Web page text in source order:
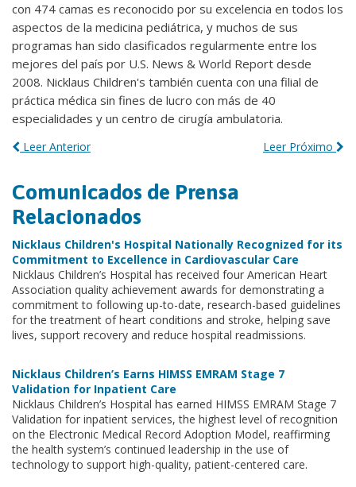
con 474 camas es reconocido por su excelencia en todos los
aspectos de la medicina pediátrica, y muchos de sus
programas han sido clasificados regularmente entre los
mejores del país por U.S. News & World Report desde
2008. Nicklaus Children's también cuenta con una filial de
práctica médica sin fines de lucro con más de 40
especialidades y un centro de cirugía ambulatoria.
Leer Anterior Leer Próximo
Comunicados de Prensa
Relacionados
Nicklaus Children's Hospital Nationally Recognized for its
Commitment to Excellence in Cardiovascular Care
Nicklaus Children’s Hospital has received four American Heart
Association quality achievement awards for demonstrating a
commitment to following up-to-date, research-based guidelines
for the treatment of heart conditions and stroke, helping save
lives, support recovery and reduce hospital readmissions.
Nicklaus Children’s Earns HIMSS EMRAM Stage 7
Validation for Inpatient Care
Nicklaus Children’s Hospital has earned HIMSS EMRAM Stage 7
Validation for inpatient services, the highest level of recognition
on the Electronic Medical Record Adoption Model, reaffirming
the health system’s continued leadership in the use of
technology to support high-quality, patient-centered care.